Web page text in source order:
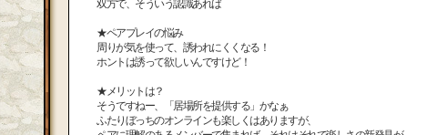
双方で、そういう認識あれば
★ペアプレイの悩み
周りが気を使って、誘われにくくなる！
ホントは誘って欲しいんですけど！
★メリットは？
そうですねー、「居場所を提供する」かなぁ
ふたりぼっちのオンラインも楽しくはありますが、